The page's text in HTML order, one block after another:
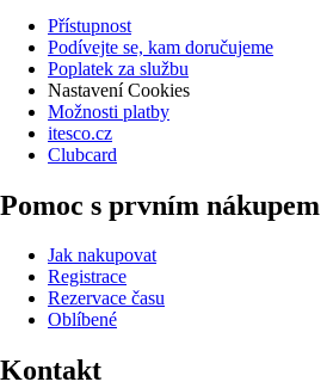
Přístupnost
Podívejte se, kam doručujeme
Poplatek za službu
Nastavení Cookies
Možnosti platby
itesco.cz
Clubcard
Pomoc s prvním nákupem
Jak nakupovat
Registrace
Rezervace času
Oblíbené
Kontakt